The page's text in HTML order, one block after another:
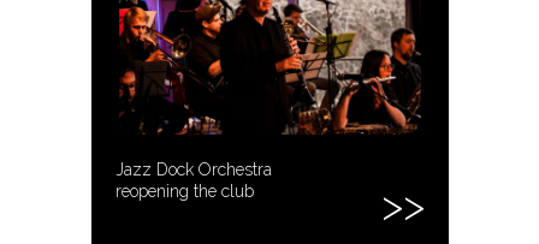
Jazz Dock Orchestra
reopening the club